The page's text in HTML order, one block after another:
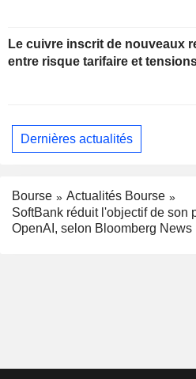
Le cuivre inscrit de nouveaux
entre risque tarifaire et
Dernières actualités
Bourse
Actualités Bourse
SoftBank réduit l'objectif de son
OpenAI, selon Bloomberg News